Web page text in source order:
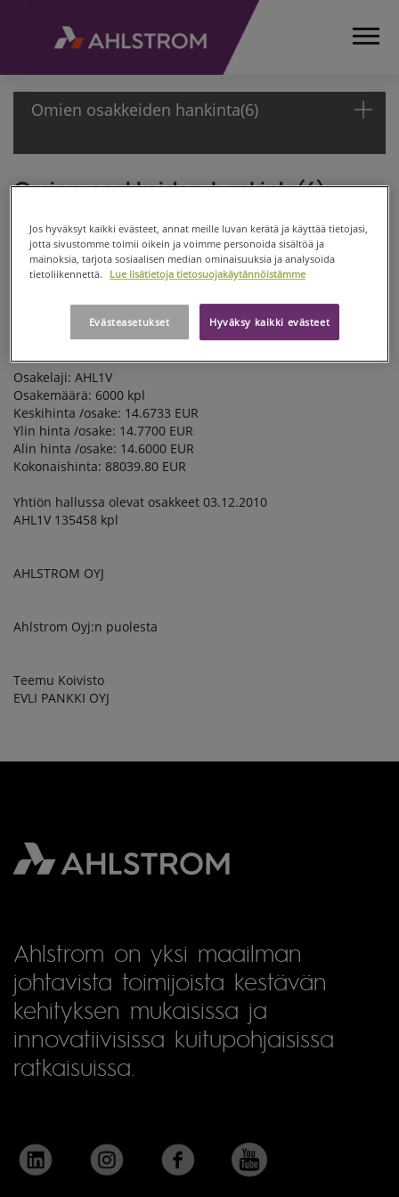
Omien osakkeiden hankinta(6)
ETUSIVU
TIEDOTTEET
PÖRSSITIEDOTTEET
2010
Omien osakkeiden hankinta(6)
PÖRSSI-ILMOITUS
03.12.2010
Päivämäärä: 03.12.2010
Pörssikauppa: Osto
Osakelaji: AHL1V
Osakemäärä: 6000 kpl
Keskihinta /osake: 14.6733 EUR
Ylin hinta /osake: 14.7700 EUR
Alin hinta /osake: 14.6000 EUR
Kokonaishinta: 88039.80 EUR
Yhtiön hallussa olevat osakkeet 03.12.2010
AHL1V 135458 kpl
AHLSTROM OYJ
Ahlstrom Oyj:n puolesta
Teemu Koivisto
EVLI PANKKI OYJ
Ahlstrom on yksi maailman
johtavista toimijoista kestävän
kehityksen mukaisissa ja
innovatiivisissa kuitupohjaisissa
ratkaisuissa.
Jos hyväksyt kaikki evästeet, annat meille luvan kerätä ja käyttää tietojasi,
jotta sivustomme toimii oikein ja voimme personoida sisältöä ja
mainoksia, tarjota sosiaalisen median ominaisuuksia ja analysoida
tietoliikennettä.
Lue lisätietoja tietosuojakäytännöistämme
Hyväksy kaikki evästeet
Evästeasetukset